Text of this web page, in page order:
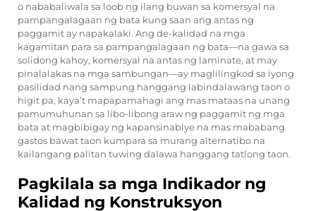
o nababaliwala sa loob ng ilang buwan sa komersyal na
pampangalagaan ng bata kung saan ang antas ng
paggamit ay napakalaki. Ang de-kalidad na mga
kagamitan para sa pampangalagaan ng bata—na gawa sa
solidong kahoy, komersyal na antas ng laminate, at may
pinalalakas na mga sambungan—ay maglilingkod sa iyong
pasilidad nang sampung hanggang labindalawang taon o
higit pa, kaya’t mapapamahagi ang mas mataas na unang
pamumuhunan sa libo-libong araw ng paggamit ng mga
bata at magbibigay ng kapansinablye na mas mababang
gastos bawat taon kumpara sa murang alternatibo na
kailangang palitan tuwing dalawa hanggang tatlong taon.
Pagkilala sa mga Indikador ng
Kalidad ng Konstruksyon